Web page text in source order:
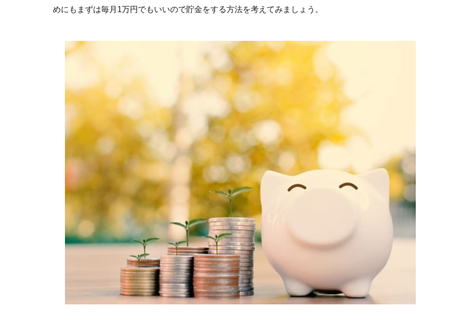
めにもまずは毎月1万円でもいいので貯金をする方法を考えてみましょう。